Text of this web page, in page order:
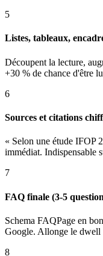
5
Listes, tableaux,
Découpent la lecture,
+30 % de chance d'être
6
Sources et citations
« Selon une étude
immédiat. Indispensable
7
FAQ finale (3-5
Schema FAQPage en
Google. Allonge le dwell
8